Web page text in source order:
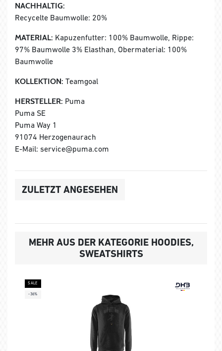
NACHHALTIG:
Recycelte Baumwolle: 20%
MATERIAL: Kapuzenfutter: 100% Baumwolle, Rippe:
97% Baumwolle 3% Elasthan, Obermaterial: 100%
Baumwolle
KOLLEKTION: Teamgoal
HERSTELLER: Puma
Puma SE
Puma Way 1
91074 Herzogenaurach
E-Mail: service@puma.com
ZULETZT ANGESEHEN
MEHR AUS DER KATEGORIE HOODIES,
SWEATSHIRTS
SALE
-36%